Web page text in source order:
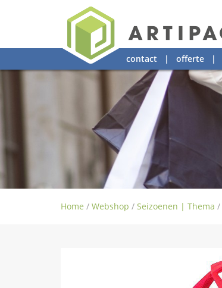
contact | offerte |
Home / Webshop / Seizoenen | Thema /